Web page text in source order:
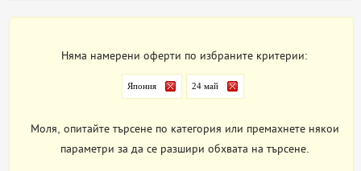
Няма намерени оферти по избраните критерии:
Япония 24 май
Моля, опитайте търсене по категория или премахнете някои
параметри за да се разшири обхвата на търсене.